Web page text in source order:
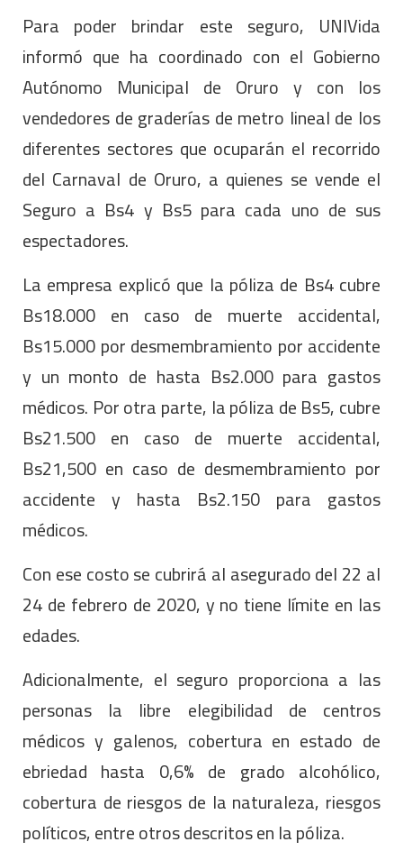
Para poder brindar este seguro, UNIVida
informó que ha coordinado con el Gobierno
Autónomo Municipal de Oruro y con los
vendedores de graderías de metro lineal de los
diferentes sectores que ocuparán el recorrido
del Carnaval de Oruro, a quienes se vende el
Seguro a Bs4 y Bs5 para cada uno de sus
espectadores.
La empresa explicó que la póliza de Bs4 cubre
Bs18.000 en caso de muerte accidental,
Bs15.000 por desmembramiento por accidente
y un monto de hasta Bs2.000 para gastos
médicos. Por otra parte, la póliza de Bs5, cubre
Bs21.500 en caso de muerte accidental,
Bs21,500 en caso de desmembramiento por
accidente y hasta Bs2.150 para gastos
médicos.
Con ese costo se cubrirá al asegurado del 22 al
24 de febrero de 2020, y no tiene límite en las
edades.
Adicionalmente, el seguro proporciona a las
personas la libre elegibilidad de centros
médicos y galenos, cobertura en estado de
ebriedad hasta 0,6% de grado alcohólico,
cobertura de riesgos de la naturaleza, riesgos
políticos, entre otros descritos en la póliza.